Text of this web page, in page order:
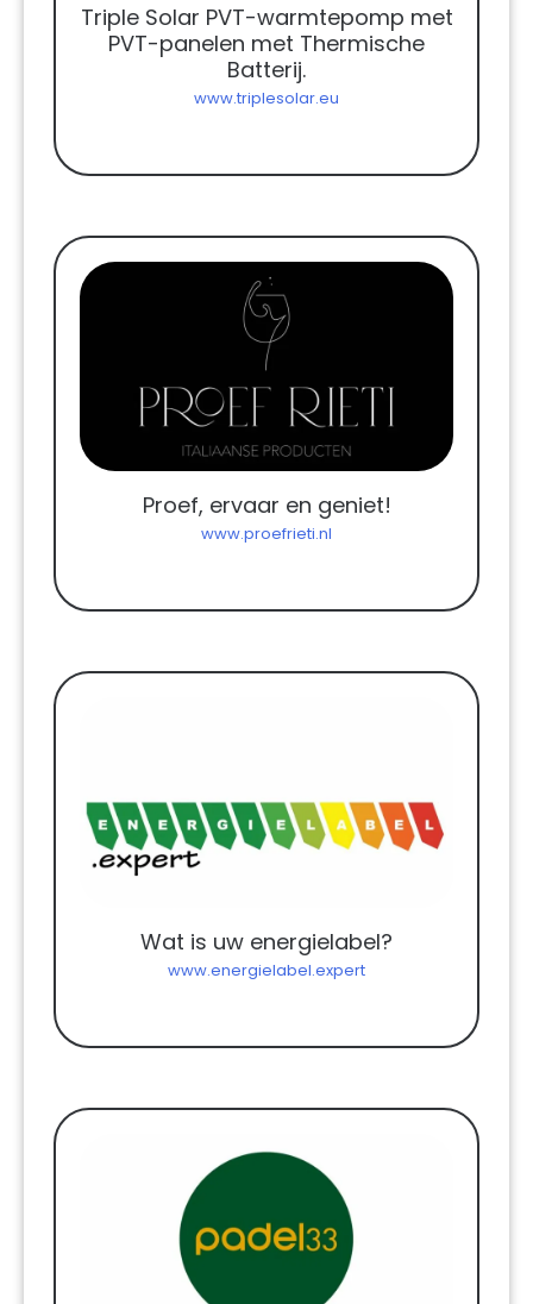
Triple Solar PVT-warmtepomp met
PVT-panelen met Thermische
Batterij.
www.triplesolar.eu
Proef, ervaar en geniet!
www.proefrieti.nl
Wat is uw energielabel?
www.energielabel.expert